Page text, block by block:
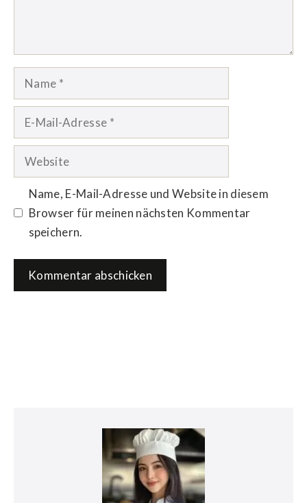
Name
Website
Name, E-Mail-Adresse und Website in diesem
Browser für meinen nächsten Kommentar
speichern.